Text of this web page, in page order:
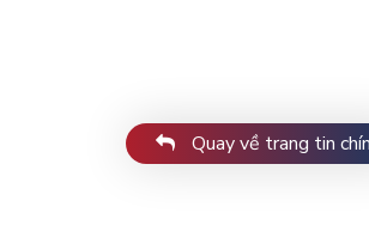
Quay về trang tin